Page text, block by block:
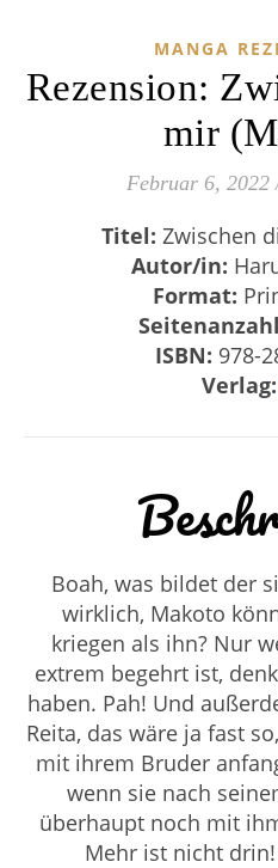
MANGA
Rezension:
mir
Februar 6, 2022
Titel: Zwischen
Autor/in:
Format:
ISBN: 978-
Verlag:
Boah, was bildet der
wirklich, Makoto
kriegen als ihn? Nur
extrem begehrt ist,
haben. Pah! Und
Reita, das wäre ja fast
mit ihrem Bruder
wenn sie nach
überhaupt noch mit
Mehr ist nicht